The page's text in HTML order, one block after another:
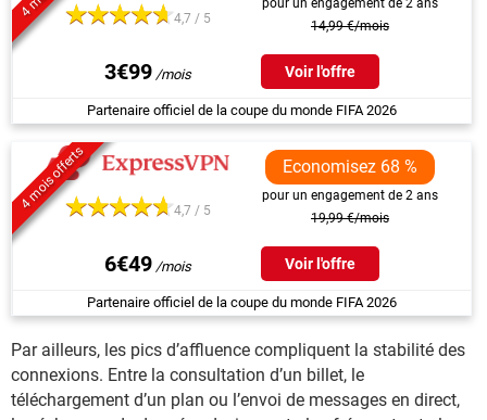
4,7 / 5
pour un engagement de 2 ans
14,99 €/mois
3€99 Voir l'offre
Partenaire officiel de la coupe du monde FIFA 2026
4 mois offerts 4,7 / 5
Economisez 68 %
pour un engagement de 2 ans
19,99 €/mois
6€49 Voir l'offre
Partenaire officiel de la coupe du monde FIFA 2026
Par ailleurs, les pics d’affluence compliquent la stabilité des
connexions. Entre la consultation d’un billet, le
téléchargement d’un plan ou l’envoi de messages en direct,